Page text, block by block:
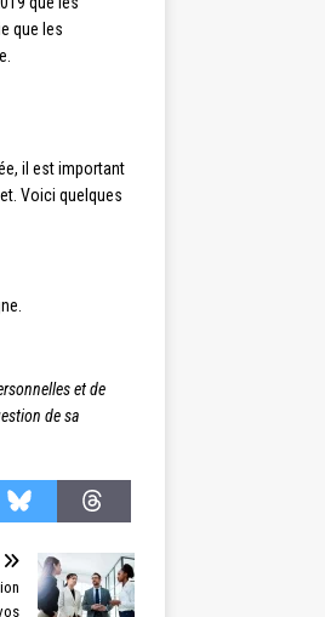
que les
il est important
Voici quelques
et de
de sa